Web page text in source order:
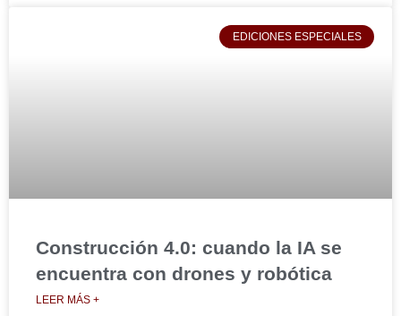
EDICIONES ESPECIALES
Construcción 4.0: cuando la IA se
encuentra con drones y robótica
LEER MÁS +